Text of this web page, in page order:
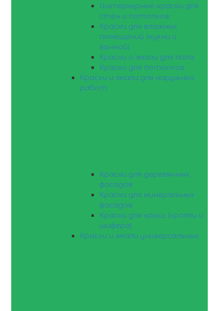
Интерьерные краски для
стен и потолков
Краски для влажных
помещений (кухни и
ванной)
Краски и эмали для пола
Краски для потолков
Краски и эмали для наружных
работ
Краски для деревянных
фасадов
Краски для минеральных
фасадов
Краски для крыш (кровли и
шифера)
Краски и эмали универсальные